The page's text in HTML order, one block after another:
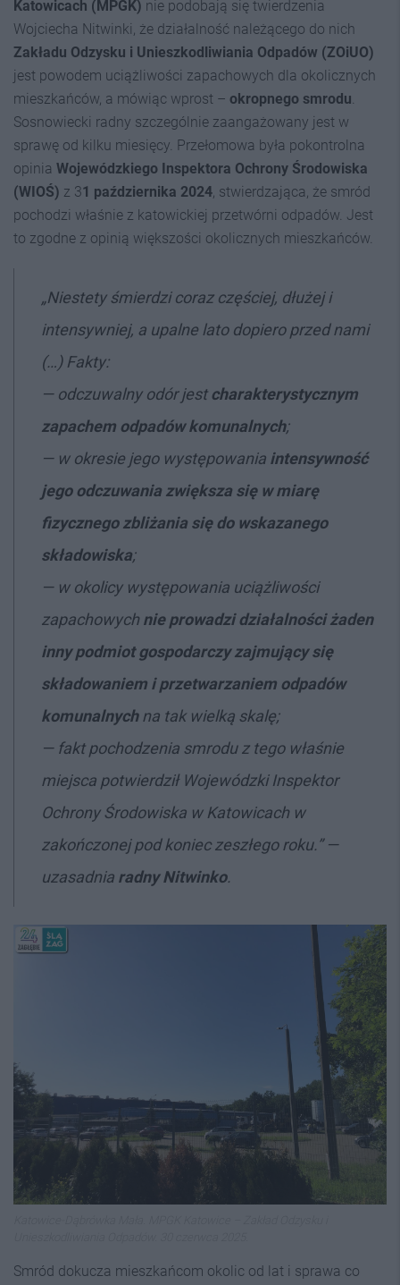
Katowicach (MPGK) nie podobają się twierdzenia
Wojciecha Nitwinki, że działalność należącego do nich
Zakładu Odzysku i Unieszkodliwiania Odpadów (ZOiUO)
jest powodem uciążliwości zapachowych dla okolicznych
mieszkańców, a mówiąc wprost – okropnego smrodu
Sosnowiecki radny szczególnie zaangażowany jest w
sprawę od kilku miesięcy. Przełomowa była pokontrolna
opinia Wojewódzkiego Inspektora Ochrony Środowiska
(WIOŚ) z 31 października 2024 , stwierdzająca, że smród
pochodzi właśnie z katowickiej przetwórni odpadów. Jest
to zgodne z opinią większości okolicznych mieszkańców.
„Niestety śmierdzi coraz częściej, dłużej i
intensywniej, a upalne lato dopiero przed nami
(…) Fakty:
— odczuwalny odór jest charakterystycznym
zapachem odpadów komunalnych;
— w okresie jego występowania intensywność
jego odczuwania zwiększa się w miarę
fizycznego zbliżania się do wskazanego
składowiska;
— w okolicy występowania uciążliwości
zapachowych nie prowadzi działalności żaden
inny podmiot gospodarczy zajmujący się
składowaniem i przetwarzaniem odpadów
komunalnychna tak wielką skalę;
— fakt pochodzenia smrodu z tego właśnie
miejsca potwierdził Wojewódzki Inspektor
Ochrony Środowiska w Katowicach w
zakończonej pod koniec zeszłego roku.” —
uzasadnia radny Nitwinko.
Smród dokucza mieszkańcom okolic od lat i sprawa co